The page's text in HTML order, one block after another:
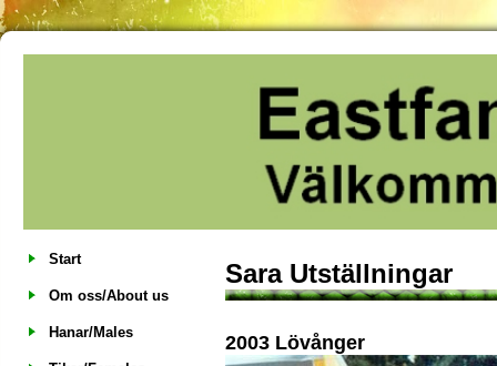
Start
Om oss/About us
Hanar/Males
Sara Utställningar
2003 Lövånger